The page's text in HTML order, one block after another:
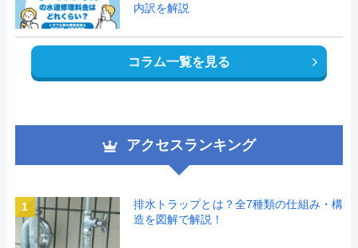
内訳を解説
コラム一覧を見る
アクセスランキング
1
排水トラップとは？全7種類の仕組み・構
造を図解で解説！